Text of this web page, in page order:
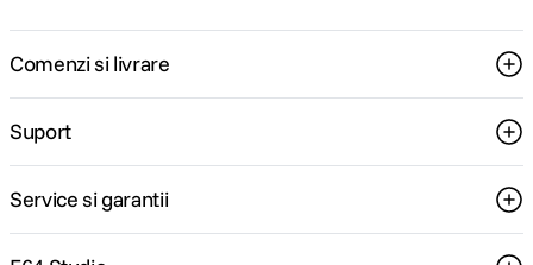
Comenzi si livrare
Suport
Service si garantii